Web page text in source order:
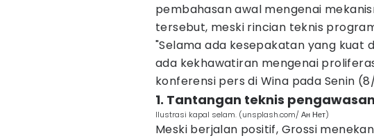
pembahasan awal mengenai
tersebut, meski rincian teknis
"Selama ada kesepakatan yang kuat
ada kekhawatiran mengenai
konferensi pers di Wina pada Senin
1. Tantangan teknis pengawasan
Ilustrasi kapal selam. (unsplash.com/ Ан Нет)
Meski berjalan positif, Grossi